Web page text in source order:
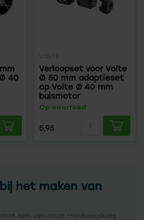
40
VOLTE
Verloopset voor Volte
Ø 50 mm adaptieset
op Volte Ø 40 mm
buismotor
Op voorraad
5,95
het maken van
een van onze medewerkers